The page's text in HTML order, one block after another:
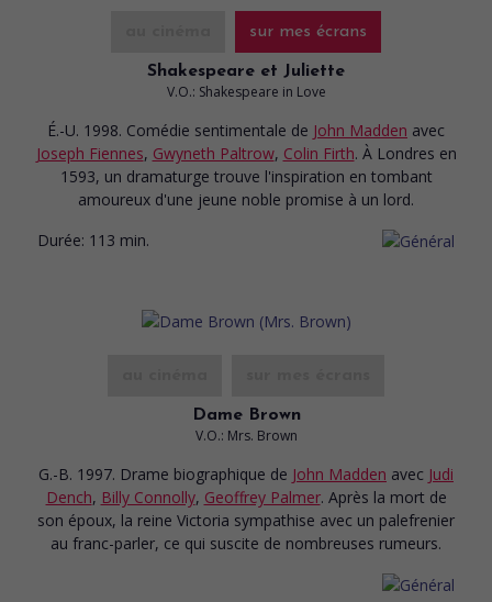
sur mes écrans
Shakespeare et Juliette
V.O.: Shakespeare in Love
É.-U. 1998. Comédie sentimentale de John Madden avec
Joseph Fiennes, Gwyneth Paltrow, Colin Firth. À Londres en
1593, un dramaturge trouve l'inspiration en tombant
amoureux d'une jeune noble promise à un lord.
Durée: 113 min.
Dame Brown
V.O.: Mrs. Brown
G.-B. 1997. Drame biographique de John Madden avec Judi
Dench, Billy Connolly, Geoffrey Palmer. Après la mort de
son époux, la reine Victoria sympathise avec un palefrenier
au franc-parler, ce qui suscite de nombreuses rumeurs.